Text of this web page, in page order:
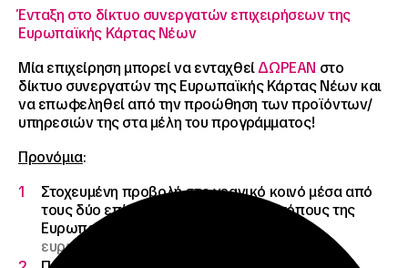
Ένταξη στο δίκτυο συνεργατών επιχειρήσεων της
Ευρωπαϊκής Κάρτας Νέων
Μία επιχείρηση μπορεί να ενταχθείΔΩΡΕΑΝ στο
δίκτυο συνεργατών της Ευρωπαϊκής Κάρτας Νέων και
να επωφεληθεί από την προώθηση των προϊόντων/
υπηρεσιών της στα μέλη του προγράμματος!
Προνόμια:
Στοχευμένη προβολή στο νεανικό κοινό μέσα από
τους δύο επίσημους διαδικτυακούς τόπους της
Ευρωπαϊκής Κάρτας Νέων (
και
ευρωπαϊκό